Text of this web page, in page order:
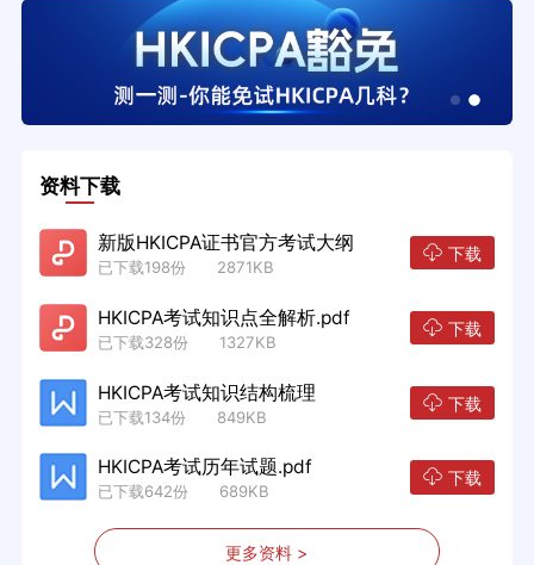
资料下载
新版HKICPA证书官方考试大纲
已下载198份 2871KB
下载
HKICPA考试知识点全解析.pdf
已下载328份 1327KB
下载
HKICPA考试知识结构梳理
已下载134份 849KB
下载
HKICPA考试历年试题.pdf
已下载642份 689KB
下载
更多资料 >